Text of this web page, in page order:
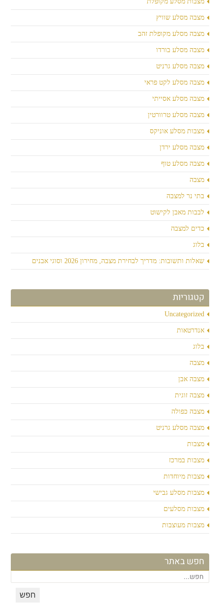
מצבה מסלע שוויץ
מצבה מסלע מקופלת זהב
מצבה מסלע בורדו
מצבה מסלע גרניט
מצבה מסלע לקט פראי
מצבה מסלע אסייתי
מצבה מסלע טרוורטין
מצבות מסלע אוניקס
מצבה מסלע ירדן
מצבה מסלע טוף
מצבה
בתי נר למצבה
לבבות מאבן לקישוט
כדים למצבה
בלוג
שאלות ותשובות: מדריך לבחירת מצבה, מחירון 2026 וסוגי אבנים
קטגוריות
Uncategorized
אנדרטאות
בלוג
מצבה
מצבה אבן
מצבה זוגית
מצבה כפולה
מצבה מסלע גרניט
מצבות
מצבות במרכז
מצבות מיוחדות
מצבות מסלע גבישי
מצבות מסלעים
מצבות מעוצבות
חפש באתר